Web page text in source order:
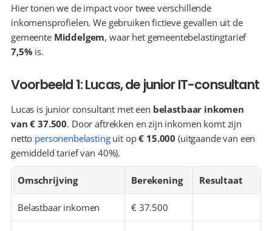
Hier tonen we de impact voor twee verschillende
inkomensprofielen. We gebruiken fictieve gevallen uit de
gemeente Middelgem
, waar het gemeentebelastingtarief
7,5% is.
Voorbeeld 1: Lucas, de junior IT-consultant
Lucas is junior consultant met een belastbaar inkomen
van € 37.500. Door aftrekken en zijn inkomen komt zijn
netto personenbelasting uit op € 15.000 (uitgaande van een
gemiddeld tarief van 40%).
Omschrijving Berekening Resultaat
Belastbaar inkomen € 37.500